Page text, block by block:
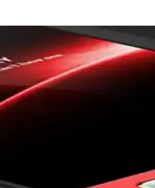
ve Kullanıcı Yorumları
ve fonksiyonellik sunar.
Analizi
detaylar ve güncel trendler
Trend Aksesuarlar
telefonunuza şıklık katarken